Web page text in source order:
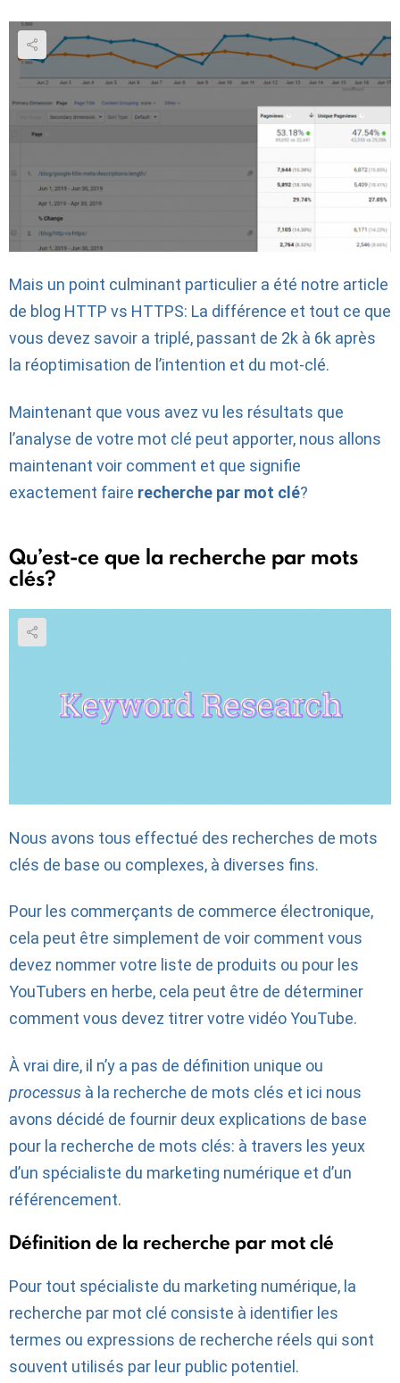
Mais un point culminant particulier a été notre article
de blog HTTP vs HTTPS: La différence et tout ce que
vous devez savoir a triplé, passant de 2k à 6k après
la réoptimisation de l’intention et du mot-clé.
Maintenant que vous avez vu les résultats que
l’analyse de votre mot clé peut apporter, nous allons
maintenant voir comment et que signifie
exactement faire recherche par mot clé?
Qu’est-ce que la recherche par mots
clés?
Nous avons tous effectué des recherches de mots
clés de base ou complexes, à diverses fins.
Pour les commerçants de commerce électronique,
cela peut être simplement de voir comment vous
devez nommer votre liste de produits ou pour les
YouTubers en herbe, cela peut être de déterminer
comment vous devez titrer votre vidéo YouTube.
À vrai dire, il n’y a pas de définition unique ou
processus à la recherche de mots clés et ici nous
avons décidé de fournir deux explications de base
pour la recherche de mots clés: à travers les yeux
d’un spécialiste du marketing numérique et d’un
référencement.
Définition de la recherche par mot clé
Pour tout spécialiste du marketing numérique, la
recherche par mot clé consiste à identifier les
termes ou expressions de recherche réels qui sont
souvent utilisés par leur public potentiel.